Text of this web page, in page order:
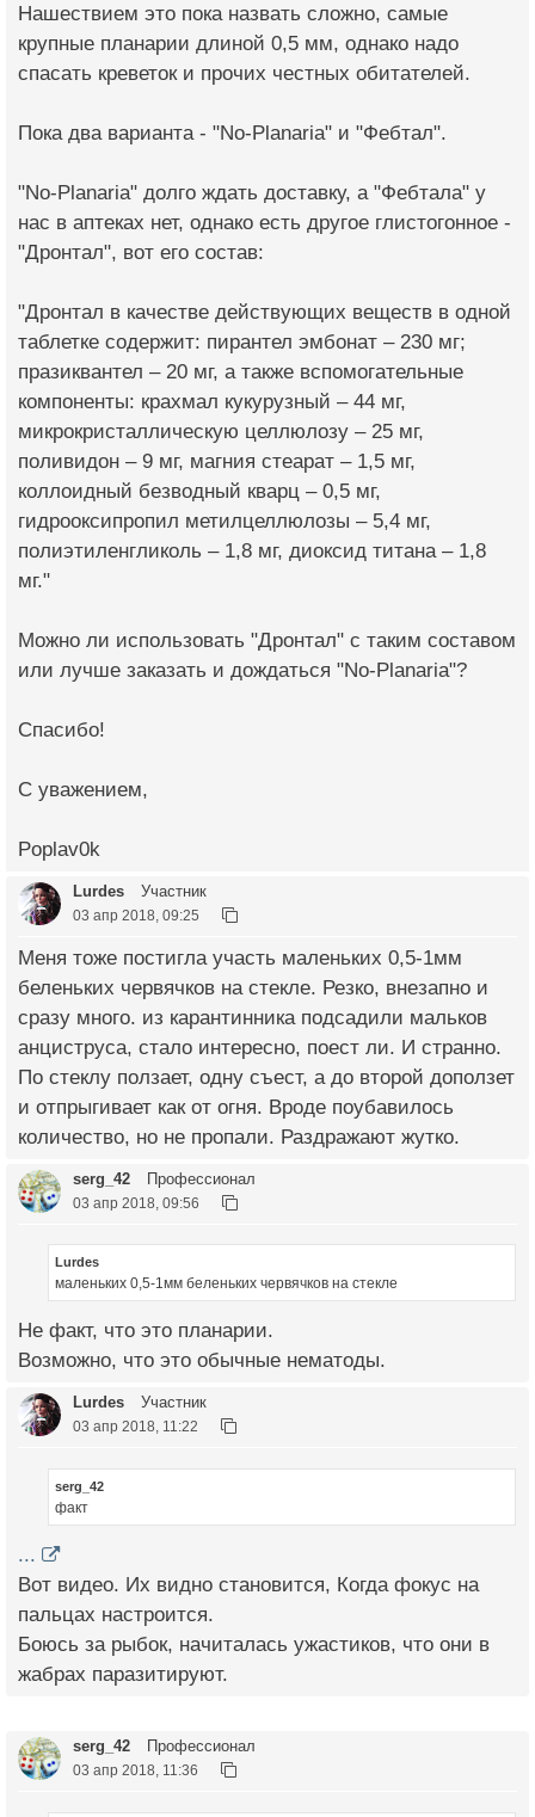
Нашествием это пока назвать сложно, самые
крупные планарии длиной 0,5 мм, однако надо
спасать креветок и прочих честных обитателей.
Пока два варианта - "No-Planaria" и "Фебтал".
"No-Planaria" долго ждать доставку, а "Фебтала" у
нас в аптеках нет, однако есть другое глистогонное -
"Дронтал", вот его состав:
"Дронтал в качестве действующих веществ в одной
таблетке содержит: пирантел эмбонат – 230 мг;
празиквантел – 20 мг, а также вспомогательные
компоненты: крахмал кукурузный – 44 мг,
микрокристаллическую целлюлозу – 25 мг,
поливидон – 9 мг, магния стеарат – 1,5 мг,
коллоидный безводный кварц – 0,5 мг,
гидрооксипропил метилцеллюлозы – 5,4 мг,
полиэтиленгликоль – 1,8 мг, диоксид титана – 1,8
мг."
Можно ли использовать "Дронтал" с таким составом
или лучше заказать и дождаться "No-Planaria"?
Спасибо!
С уважением,
Poplav0k
Lurdes Участник
03 апр 2018, 09:25
Меня тоже постигла участь маленьких 0,5-1мм
беленьких червячков на стекле. Резко, внезапно и
сразу много. из карантинника подсадили мальков
анциструса, стало интересно, поест ли. И странно.
По стеклу ползает, одну съест, а до второй доползет
и отпрыгивает как от огня. Вроде поубавилось
количество, но не пропали. Раздражают жутко.
serg_42 Профессионал
03 апр 2018, 09:56
Lurdes
маленьких 0,5-1мм беленьких червячков на стекле
Не факт, что это планарии.
Возможно, что это обычные нематоды.
Lurdes Участник
03 апр 2018, 11:22
serg_42
факт
...
Вот видео. Их видно становится, Когда фокус на
пальцах настроится.
Боюсь за рыбок, начиталась ужастиков, что они в
жабрах паразитируют.
serg_42 Профессионал
03 апр 2018, 11:36